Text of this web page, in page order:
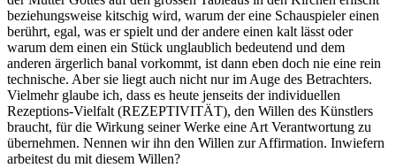
beziehungsweise kitschig wird, warum der eine Schauspieler einen
berührt, egal, was er spielt und der andere einen kalt lässt oder
warum dem einen ein Stück unglaublich bedeutend und dem
anderen ärgerlich banal vorkommt, ist dann eben doch nie eine rein
technische. Aber sie liegt auch nicht nur im Auge des Betrachters.
Vielmehr glaube ich, dass es heute jenseits der individuellen
Rezeptions-Vielfalt (REZEPTIVITÄT), den Willen des Künstlers
braucht, für die Wirkung seiner Werke eine Art Verantwortung zu
übernehmen. Nennen wir ihn den Willen zur Affirmation. Inwiefern
arbeitest du mit diesem Willen?